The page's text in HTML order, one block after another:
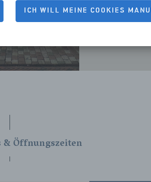
ICH WILL MEINE COOKIES
Öffnungszeiten